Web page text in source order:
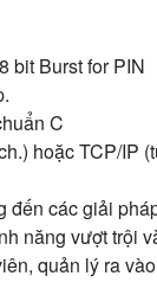
bit Burst for PIN
C
hoặc TCP/IP
các giải
năng vượt trội
quản lý ra